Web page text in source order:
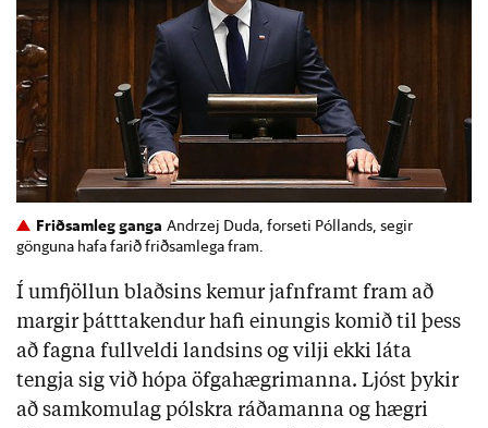
Friðsamleg ganga Andrzej Duda, forseti Póllands, segir
gönguna hafa farið friðsamlega fram.
Í umfjöllun blaðsins kemur jafnframt fram að
margir þátttakendur hafi einungis komið til þess
að fagna fullveldi landsins og vilji ekki láta
tengja sig við hópa öfgahægrimanna. Ljóst þykir
að samkomulag pólskra ráðamanna og hægri